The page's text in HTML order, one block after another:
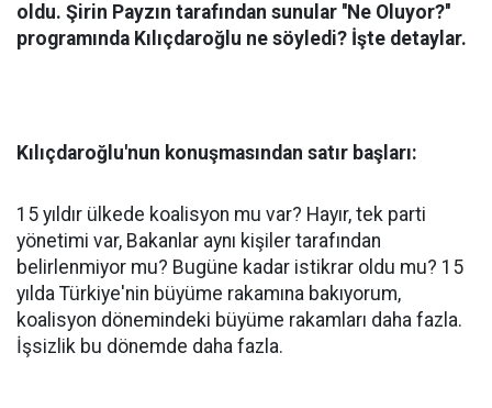
oldu. Şirin Payzın tarafından sunular ''Ne Oluyor?''
programında Kılıçdaroğlu ne söyledi? İşte detaylar.
Kılıçdaroğlu'nun konuşmasından satır başları:
15 yıldır ülkede koalisyon mu var? Hayır, tek parti
yönetimi var, Bakanlar aynı kişiler tarafından
belirlenmiyor mu? Bugüne kadar istikrar oldu mu? 15
yılda Türkiye'nin büyüme rakamına bakıyorum,
koalisyon dönemindeki büyüme rakamları daha fazla.
İşsizlik bu dönemde daha fazla.